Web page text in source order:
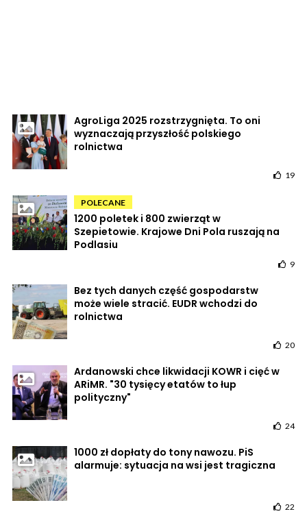
AgroLiga 2025 rozstrzygnięta. To oni
wyznaczają przyszłość polskiego
rolnictwa
19
POLECANE
1200 poletek i 800 zwierząt w
Szepietowie. Krajowe Dni Pola ruszają na
Podlasiu
9
Bez tych danych część gospodarstw
może wiele stracić. EUDR wchodzi do
rolnictwa
20
Ardanowski chce likwidacji KOWR i cięć w
ARiMR. "30 tysięcy etatów to łup
polityczny"
24
1000 zł dopłaty do tony nawozu. PiS
alarmuje: sytuacja na wsi jest tragiczna
22